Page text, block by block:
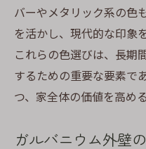
バーやメタリック系の色
を活かし、現代的な印象
これらの色選びは、長期
するための重要な要素で
つ、家全体の価値を高め
ガルバニウム外壁